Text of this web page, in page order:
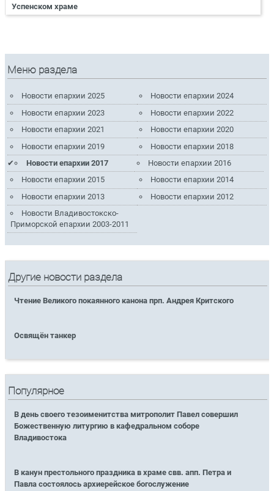
Успенском храме
Меню раздела
Новости епархии 2025
Новости епархии 2024
Новости епархии 2023
Новости епархии 2022
Новости епархии 2021
Новости епархии 2020
Новости епархии 2019
Новости епархии 2018
Новости епархии 2017
Новости епархии 2016
Новости епархии 2015
Новости епархии 2014
Новости епархии 2013
Новости епархии 2012
Новости Владивостокско-
Приморской епархии 2003-2011
Другие новости раздела
Чтение Великого покаянного канона прп. Андрея Критского
Освящён танкер
Популярное
В день своего тезоименитства митрополит Павел совершил
Божественную литургию в кафедральном соборе
Владивостока
В канун престольного праздника в храме свв. апп. Петра и
Павла состоялось архиерейское богослужение